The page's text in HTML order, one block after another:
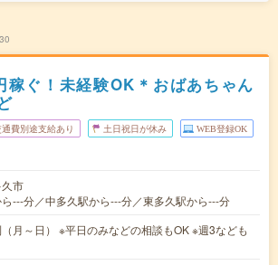
稼ぐ！未経験OK＊おばあちゃん
通費別途支給あり 土日祝日が休み WEB登録OK
市
---分／中多久駅から---分／東多久駅から---分
月～日） ※平日のみなどの相談もOK ※週3なども